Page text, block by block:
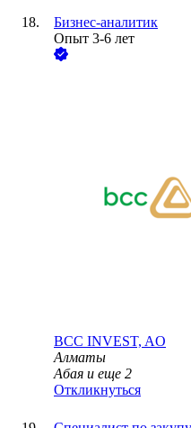
Бизнес-аналитик
Опыт 3-6 лет
BCC INVEST, AO
Алматы
Абая и еще 2
Откликнуться